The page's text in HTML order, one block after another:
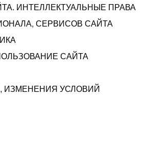
ИНТЕЛЛЕКТУАЛЬНЫЕ ПРАВА
СЕРВИСОВ САЙТА
САЙТА
ИЗМЕНЕНИЯ УСЛОВИЙ